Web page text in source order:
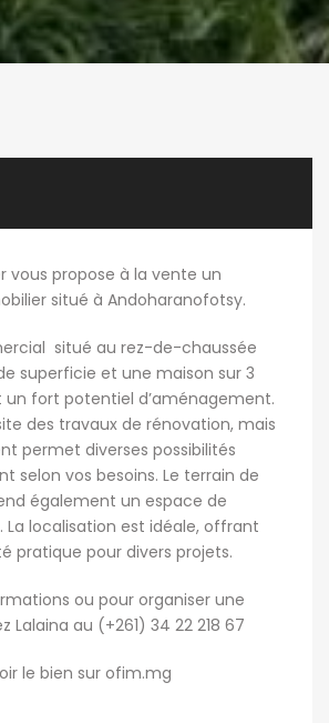
vous propose à la vente un
situé à Andoharanofotsy.
situé au rez-de-chaussée
superficie et une maison sur 3
fort potentiel d’aménagement.
des travaux de rénovation, mais
permet diverses possibilités
selon vos besoins. Le terrain de
également un espace de
localisation est idéale, offrant
pratique pour divers projets.
ou pour organiser une
Lalaina au (+261) 34 22 218 67
le bien sur ofim.mg